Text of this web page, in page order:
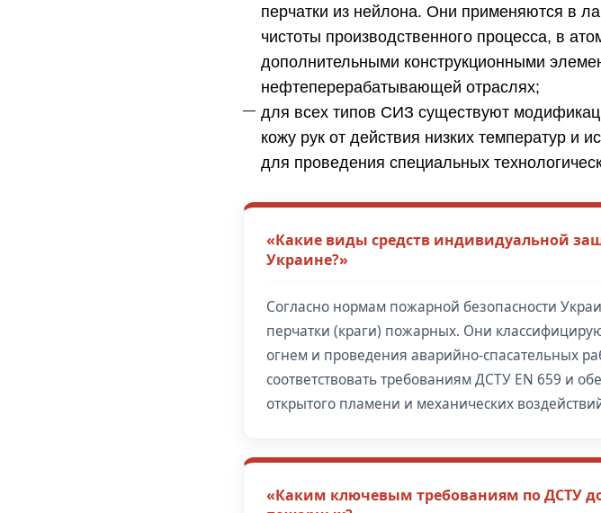
перчатки из нейлона. Они применяются в
чистоты производственного процесса, в
дополнительными конструкционными
нефтеперерабатывающей отраслях;
для всех типов СИЗ существуют
кожу рук от действия низких температур
для проведения специальных
«Какие виды средств индивидуальной
Украине?»
Согласно нормам пожарной безопасности
перчатки (краги) пожарных. Они
огнем и проведения аварийно-спасательных
соответствовать требованиям ДСТУ EN 659 и
открытого пламени и механических
«Каким ключевым требованиям по ДСТУ